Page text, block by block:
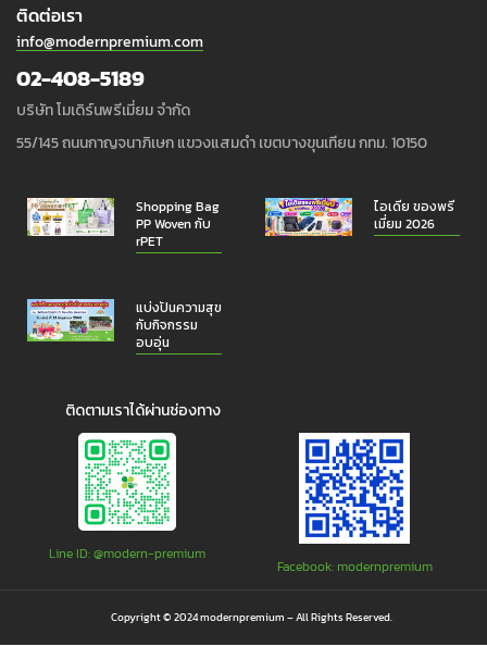
ติดต่อเรา
info@modernpremium.com
02-408-5189
บริษัท โมเดิร์นพรีเมี่ยม จำกัด
55/145 ถนนกาญจนาภิเษก แขวงแสมดำ เขตบางขุนเทียน กทม. 10150
Shopping Bag
PP Woven กับ
rPET
ไอเดีย ของพรี
เมี่ยม 2026
แบ่งปันความสุข
กับกิจกรรม
อบอุ่น
ติดตามเราได้ผ่านช่องทาง
Line ID: @modern-premium
Facebook: modernpremium
Copyright © 2024 modernpremium – All Rights Reserved.